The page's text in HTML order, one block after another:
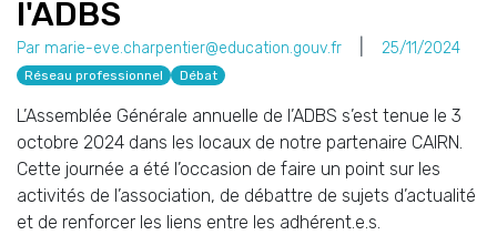
l'ADBS
Par marie-eve.charpentier@education.gouv.fr 25/11/2024
Réseau professionnel Débat
L’Assemblée Générale annuelle de l’ADBS s’est tenue le 3
octobre 2024 dans les locaux de notre partenaire CAIRN.
Cette journée a été l’occasion de faire un point sur les
activités de l’association, de débattre de sujets d’actualité
et de renforcer les liens entre les adhérent.e.s.